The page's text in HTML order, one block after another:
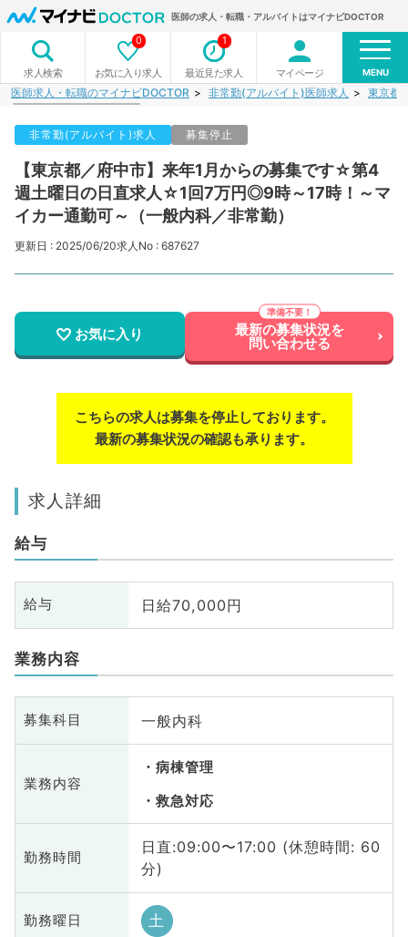
医師の求人・転職・アルバイトはマイナビDOCTOR
求人検索 お気に入り求人
0
最近見た求人
1
マイページ MENU
医師求人・転職のマイナビDOCTOR 非常勤(アルバイト)医師求人 東京都
非常勤(アルバイト)求人 募集停止
【東京都／府中市】来年1月からの募集です☆第4
週土曜日の日直求人☆1回7万円◎9時～17時！～マ
イカー通勤可～（一般内科／非常勤）
更新日 : 2025/06/20求人No : 687627
お気に入り 最新の募集状況を
問い合わせる
こちらの求人は募集を停止しております。
最新の募集状況の確認も承ります。
求人詳細
給与
給与 日給70,000円
業務内容
募集科目 一般内科
業務内容
病棟管理
救急対応
勤務時間
日直:09:00〜17:00 (休憩時間: 60
分)
勤務曜日 土